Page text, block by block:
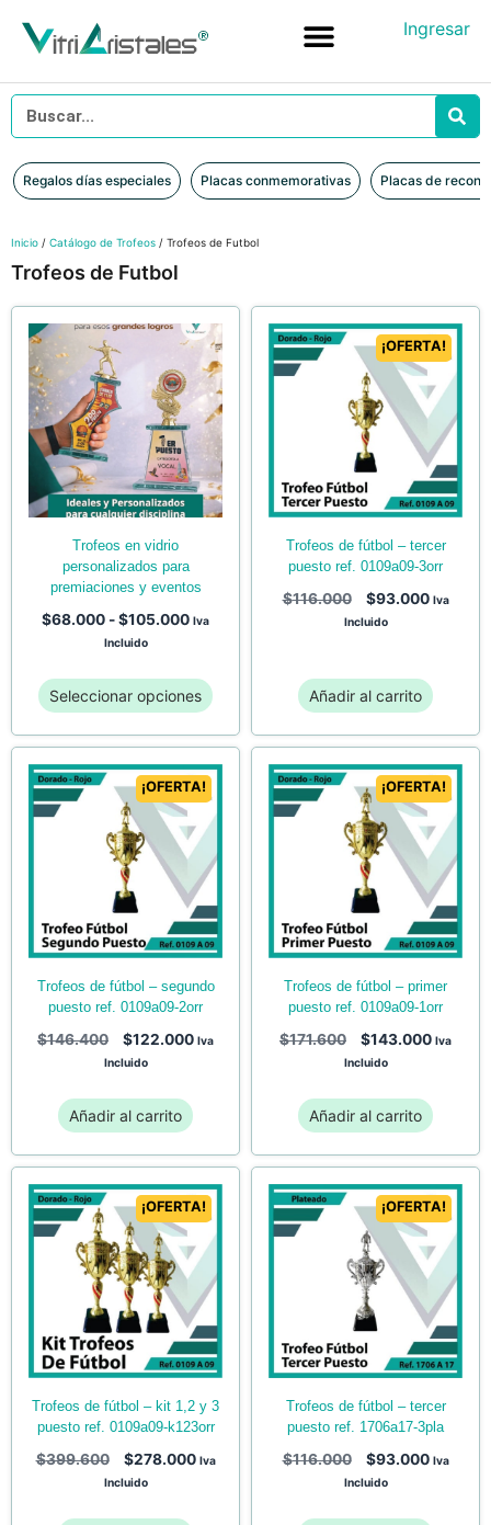
Ingresar
Regalos días especiales Placas conmemorativas Placas de
Inicio / Catálogo de Trofeos / Trofeos de Futbol
Trofeos de Futbol
trofeos en vidrio
personalizados para
premiaciones y eventos
$68.000 -$105.000 Iva
Incluido
Seleccionar opciones
¡OFERTA!
trofeos de fútbol – tercer
puesto ref. 0109a09-3orr
$116.000 $93.000 Iva
Incluido
Añadir al carrito
¡OFERTA!
trofeos de fútbol – segundo
puesto ref. 0109a09-2orr
$146.400 $122.000 Iva
Incluido
Añadir al carrito
¡OFERTA!
trofeos de fútbol – primer
puesto ref. 0109a09-1orr
$171.600 $143.000 Iva
Incluido
Añadir al carrito
¡OFERTA!
trofeos de fútbol – kit 1,2 y 3
puesto ref. 0109a09-k123orr
$399.600 $278.000 Iva
Incluido
¡OFERTA!
trofeos de fútbol – tercer
puesto ref. 1706a17-3pla
$116.000 $93.000 Iva
Incluido